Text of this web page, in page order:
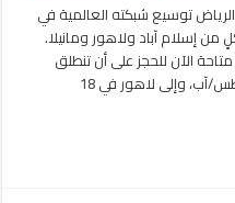
توسيع شبكته العالمية في
من إسلام آباد ولاهور ومانيلا.
الآن للحجز على أن تنطلق
أولى الرحلات إلى إسلام آباد في 14 أغسطس/آب، وإلى لاهور في 18